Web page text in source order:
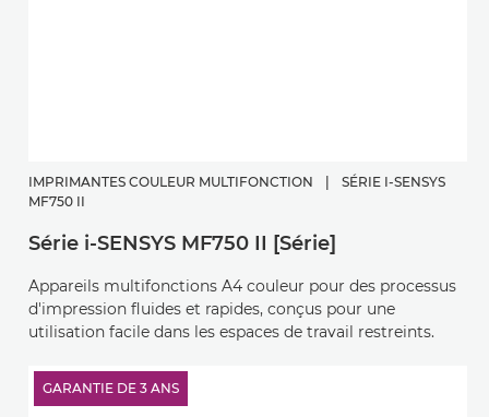
IMPRIMANTES COULEUR MULTIFONCTION
SÉRIE I-SENSYS
MF750 II
Série i-SENSYS MF750 II [Série]
Appareils multifonctions A4 couleur pour des processus
d'impression fluides et rapides, conçus pour une
utilisation facile dans les espaces de travail restreints.
GARANTIE DE 3 ANS